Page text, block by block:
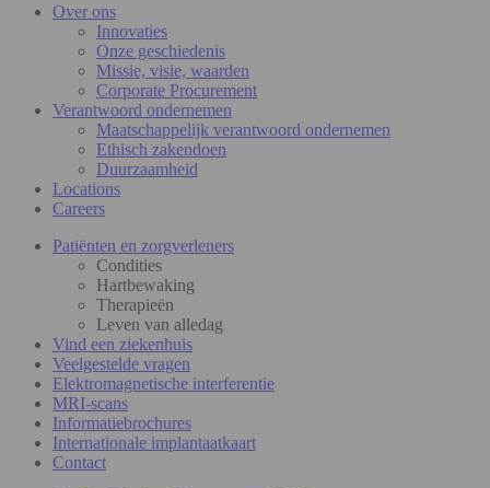
Over ons
Innovaties
Onze geschiedenis
Missie, visie, waarden
Corporate Procurement
Verantwoord ondernemen
Maatschappelijk verantwoord ondernemen
Ethisch zakendoen
Duurzaamheid
Locations
Careers
Patiënten en zorgverleners
Condities
Hartbewaking
Therapieën
Leven van alledag
Vind een ziekenhuis
Veelgestelde vragen
Elektromagnetische interferentie
MRI-scans
Informatiebrochures
Internationale implantaatkaart
Contact